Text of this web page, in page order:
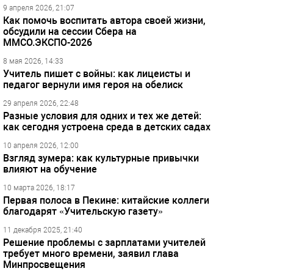
9 апреля 2026, 21:07
Как помочь воспитать автора своей жизни,
обсудили на сессии Сбера на
ММСО.ЭКСПО-2026
8 мая 2026, 14:33
Учитель пишет с войны: как лицеисты и
педагог вернули имя героя на обелиск
29 апреля 2026, 22:48
Разные условия для одних и тех же детей:
как сегодня устроена среда в детских садах
10 апреля 2026, 12:00
Взгляд зумера: как культурные привычки
влияют на обучение
10 марта 2026, 18:17
Первая полоса в Пекине: китайские коллеги
благодарят «Учительскую газету»
11 декабря 2025, 21:40
Решение проблемы с зарплатами учителей
требует много времени, заявил глава
Минпросвещения